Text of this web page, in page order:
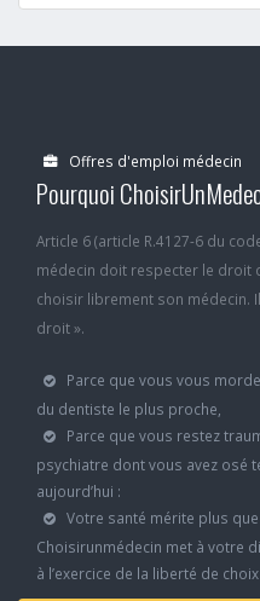
Offres d'emploi médecin
Pourquoi
Article 6 (article R.4127-6 du
médecin doit respecter le droit
choisir librement son médecin.
droit ».
Parce que vous vous
du dentiste le plus proche,
Parce que vous restez
psychiatre dont vous avez osé
aujourd’hui :
Votre santé mérite plus
Choisirunmédecin met à votre
à l’exercice de la liberté de